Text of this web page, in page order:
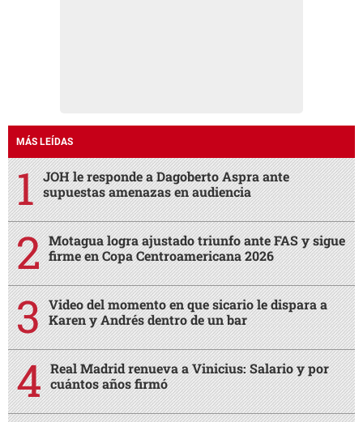
MÁS LEÍDAS
JOH le responde a Dagoberto Aspra ante
supuestas amenazas en audiencia
Motagua logra ajustado triunfo ante FAS y sigue
firme en Copa Centroamericana 2026
Video del momento en que sicario le dispara a
Karen y Andrés dentro de un bar
Real Madrid renueva a Vinicius: Salario y por
cuántos años firmó